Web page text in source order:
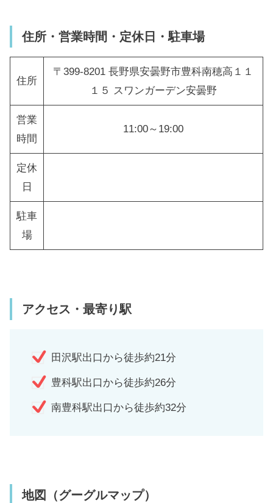
住所・営業時間・定休日・駐車場
住所
〒399-8201 長野県安曇野市豊科南穂高１１
１５ スワンガーデン安曇野
営業
時間
11:00～19:00
定休
日
駐車
場
アクセス・最寄り駅
田沢駅出口から徒歩約21分
豊科駅出口から徒歩約26分
南豊科駅出口から徒歩約32分
地図（グーグルマップ）